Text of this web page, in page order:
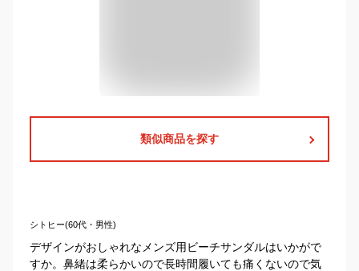
類似商品を探す
シトヒー(60代・男性)
デザインがおしゃれなメンズ用ビーチサンダルはいかがで
すか。鼻緒は柔らかいので長時間履いても痛くないので気